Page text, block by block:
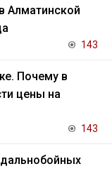
Алматинской
143
Почему в
цены на
143